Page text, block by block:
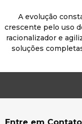
A evolução
crescente pelo uso
racionalizador e
soluções